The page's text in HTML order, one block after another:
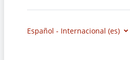
Español - Internacional ‎(es)‎